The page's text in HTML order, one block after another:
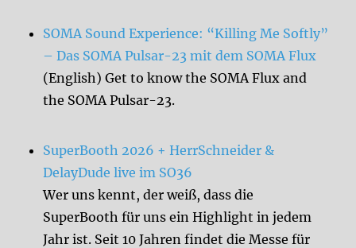
SOMA Sound Experience: “Killing Me Softly”
– Das SOMA Pulsar-23 mit dem SOMA Flux
(English) Get to know the SOMA Flux and
the SOMA Pulsar-23.
SuperBooth 2026 + HerrSchneider &
DelayDude live im SO36
Wer uns kennt, der weiß, dass die
SuperBooth für uns ein Highlight in jedem
Jahr ist. Seit 10 Jahren findet die Messe für